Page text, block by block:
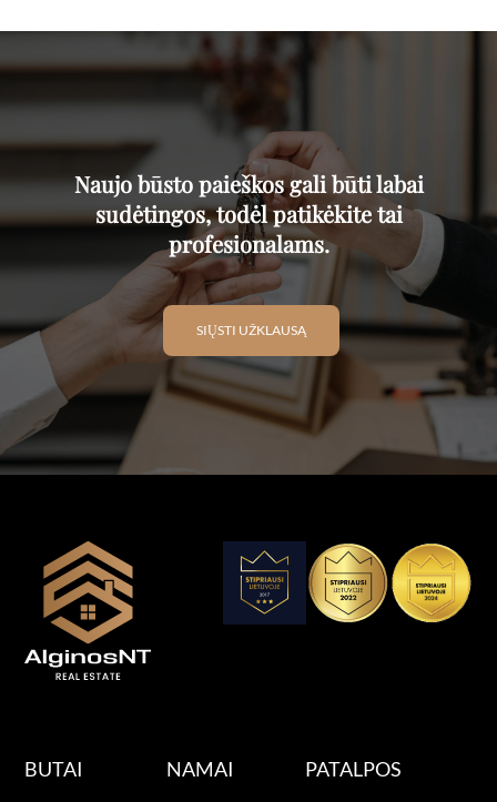
Naujo būsto paieškos gali būti labai
sudėtingos, todėl patikėkite tai
profesionalams.
SIŲSTI UŽKLAUSĄ
BUTAI NAMAI PATALPOS